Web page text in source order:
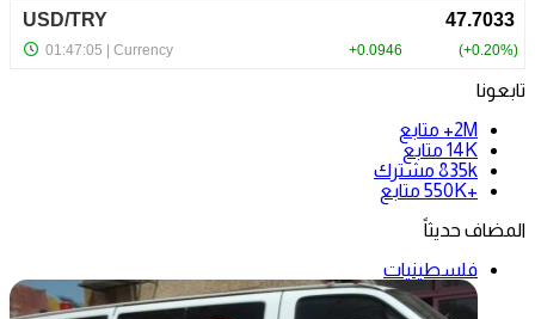
تابعونا
2M+
متابع
14K متابع
835k مشترك
+550K
متابع
المضاف حديثاً
فلسطينيات